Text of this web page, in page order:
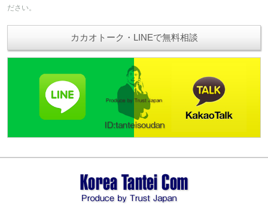
ださい。
カカオトーク・LINEで無料相談